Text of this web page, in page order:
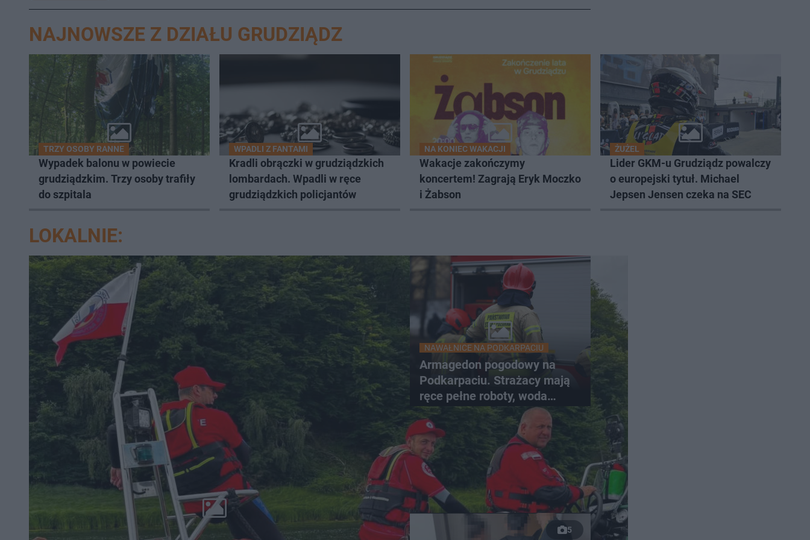
NAJNOWSZE Z DZIAŁU GRUDZIĄDZ
TRZY OSOBY RANNE
Wypadek balonu w powiecie
grudziądzkim. Trzy osoby trafiły
do szpitala
WPADLI Z FANTAMI
Kradli obrączki w grudziądzkich
lombardach. Wpadli w ręce
grudziądzkich policjantów
NA KONIEC WAKACJI
Wakacje zakończymy
koncertem! Zagrają Eryk Moczko
i Żabson
ŻUŻEL
Lider GKM-u Grudziądz powalczy
o europejski tytuł. Michael
Jepsen Jensen czeka na SEC
LOKALNIE:
NAWAŁNICE NA PODKARPACIU
Armagedon pogodowy na
Podkarpaciu. Strażacy mają
ręce pełne roboty, woda
zalewa posesje i budynki
5